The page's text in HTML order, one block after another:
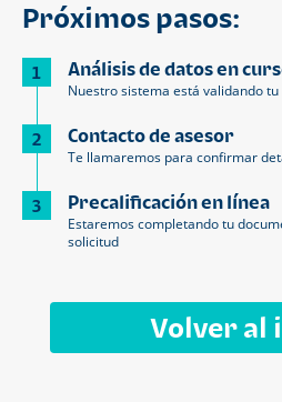
Próximos pasos:
1 Análisis de datos en
Nuestro sistema está validando
2 Contacto de asesor
Te llamaremos para confirmar
3 Precalificación en línea
Estaremos completando tu
solicitud
Volver al